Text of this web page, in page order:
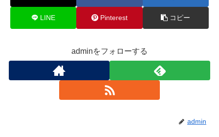
LINE Pinterest コピー
adminをフォローする
admin